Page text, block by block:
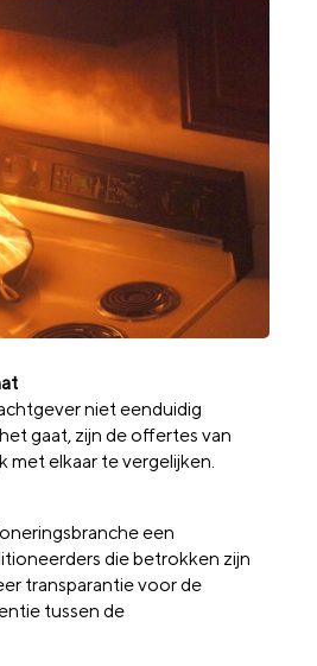
niet eenduidig
gaat, zijn de offertes van
met elkaar te vergelijken.
een
die betrokken zijn
transparantie voor de
tussen de